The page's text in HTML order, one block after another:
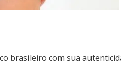
brasileiro com sua